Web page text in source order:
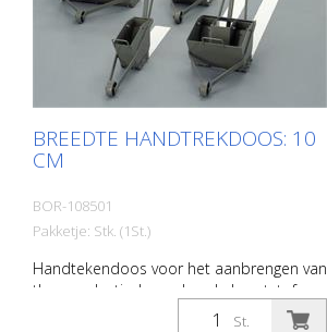
BREEDTE HANDTREKDOOS: 10
CM
BOR-108501
Pakketje: Stk. (1St.)
Handtekendoos voor het aanbrengen van
thermoplastische en koude kunststof
materialen. Breedte: 10 cm
St.